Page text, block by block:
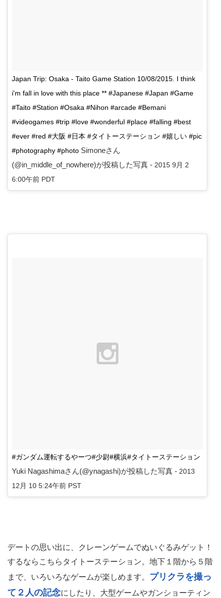
Japan Trip: Osaka - Taito Game Station 10/08/2015. I think
i'm fall in love with this place ** #Japanese #Japan #Game
#Taito #Station #Osaka #Nihon #arcade #Bemani
#videogames #trip #love #wonderful #place #falling #best
#ever #red #大阪 #日本 #タイトーステーション #嬉しい #pic
#photography #photo Simoneさん
(@in_middle_of_nowhere)が投稿した写真 - 2015 9月 2
6:00午前 PDT
#ガンダム運転するやーつ#少尉#横浜#タイトーステーション
Yuki Nagashimaさん(@ynagashi)が投稿した写真 - 2013
12月 10 5:24午前 PST
デートの思い出に、クレーンゲームでぬいぐるみゲット！
するならこちらタイトーステーション。地下１階から５階
まで、いろいろなゲームが楽しめます。 プリクラを撮っ
て２人の記念にしたり、大型ゲームやガンショーティン